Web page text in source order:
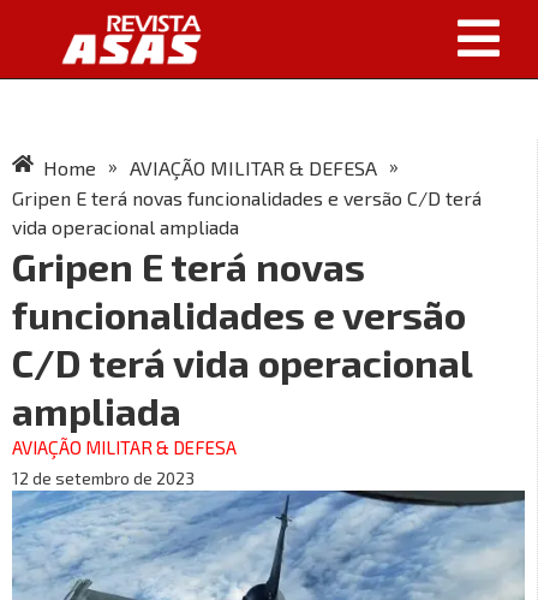
Home » AVIAÇÃO MILITAR & DEFESA »
Gripen E terá novas funcionalidades e versão C/D terá
vida operacional ampliada
Gripen E terá novas
funcionalidades e versão
C/D terá vida operacional
ampliada
AVIAÇÃO MILITAR & DEFESA
12 de setembro de 2023